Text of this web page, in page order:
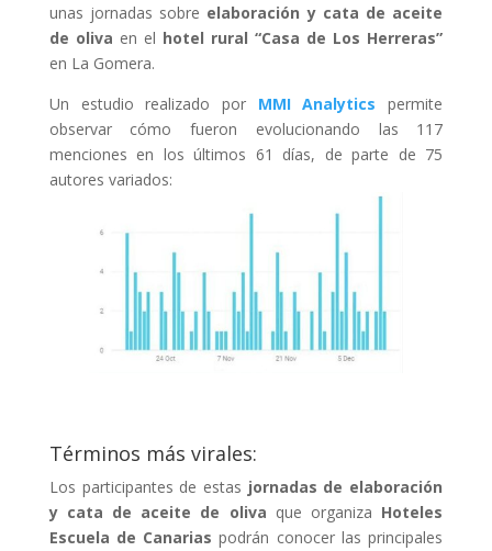
unas jornadas sobre elaboración y cata de aceite
de oliva en el hotel rural “Casa de Los Herreras”
en La Gomera.
Un estudio realizado por
MMI Analytics
permite
observar cómo fueron evolucionando las 117
menciones en los últimos 61 días, de parte de 75
autores variados:
Términos más virales:
Los participantes de estas jornadas de elaboración
y cata de aceite de oliva que organiza Hoteles
Escuela de Canarias podrán conocer las principales